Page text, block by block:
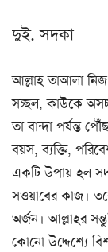
দুই. সদকা
আল্লাহ তাআলা
সচ্ছল, কাউকে
তা বান্দা পর্যন্ত
বয়স, ব্যক্তি,
একটি উপায় হল
সওয়াবের কাজ।
অর্জন। আল্লাহর
কোনো উদ্দেশ্যে